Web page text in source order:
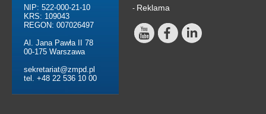
NIP: 522-000-21-10
KRS: 109043
REGON: 007026497
Al. Jana Pawła II 78
00-175 Warszawa
sekretariat@zmpd.pl
tel. +48 22 536 10 00
- Reklama